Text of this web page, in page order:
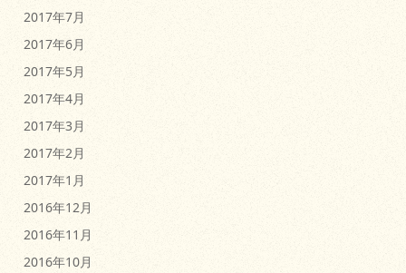
2017年7月
2017年6月
2017年5月
2017年4月
2017年3月
2017年2月
2017年1月
2016年12月
2016年11月
2016年10月